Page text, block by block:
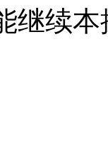
继续本